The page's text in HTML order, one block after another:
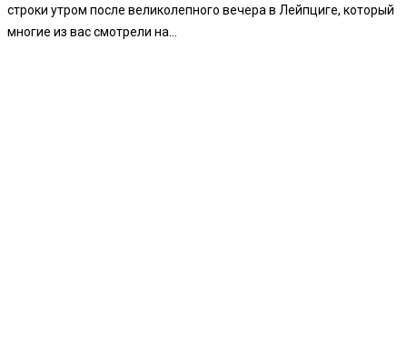
строки утром после великолепного вечера в Лейпциге, который
многие из вас смотрели на...